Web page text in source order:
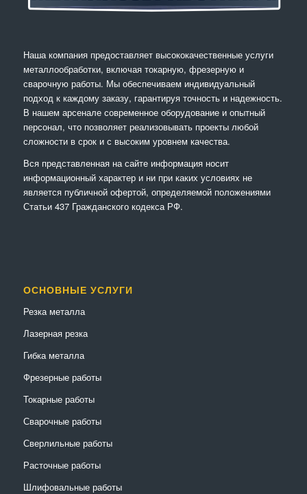
Наша компания предоставляет высококачественные услуги
металлообработки, включая токарную, фрезерную и
сварочную работы. Мы обеспечиваем индивидуальный
подход к каждому заказу, гарантируя точность и надежность.
В нашем арсенале современное оборудование и опытный
персонал, что позволяет реализовывать проекты любой
сложности в срок и с высоким уровнем качества.
Вся представленная на сайте информация носит
информационный характер и ни при каких условиях не
является публичной офертой, определяемой положениями
Статьи 437 Гражданского кодекса РФ.
ОСНОВНЫЕ УСЛУГИ
Резка металла
Лазерная резка
Гибка металла
Фрезерные работы
Токарные работы
Сварочные работы
Сверлильные работы
Расточные работы
Шлифовальные работы